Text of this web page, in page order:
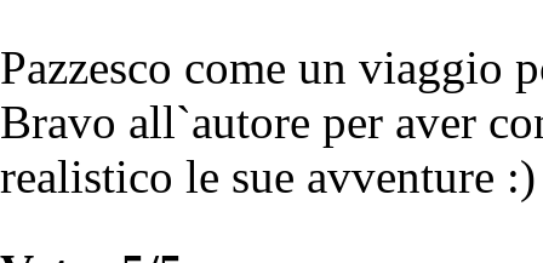
Pazzesco come un viaggio
Bravo all`autore per aver
realistico le sue avventure :)